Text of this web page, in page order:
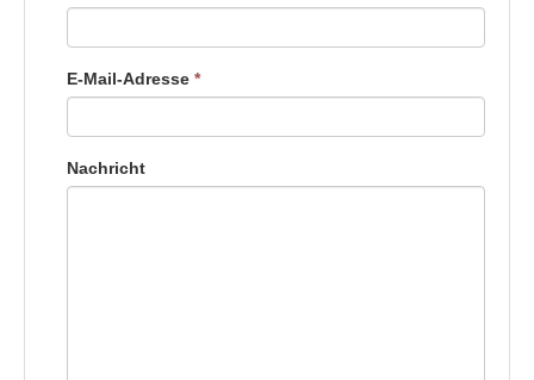
E-Mail-Adresse *
Nachricht